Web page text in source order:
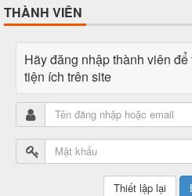
THÀNH VIÊN
Hãy đăng nhập thành viên
tiện ích trên site